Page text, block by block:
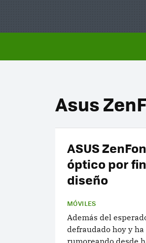
Asus
ASUS
óptico por
diseño
MÓVILES
Además del
defraudado hoy y
rumoreando desde